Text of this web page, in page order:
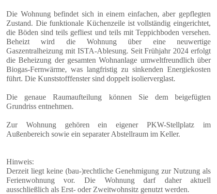
Die Wohnung befindet sich in einem einfachen, aber gepflegten
Zustand. Die funktionale Küchenzeile ist vollständig eingerichtet,
die Böden sind teils gefliest und teils mit Teppichboden versehen.
Beheizt wird die Wohnung über eine neuwertige
Gaszentralheizung mit ISTA-Ablesung. Seit Frühjahr 2024 erfolgt
die Beheizung der gesamten Wohnanlage umweltfreundlich über
Biogas-Fernwärme, was langfristig zu sinkenden Energiekosten
führt. Die Kunststofffenster sind doppelt isolierverglast.
Die genaue Raumaufteilung können Sie dem beigefügten
Grundriss entnehmen.
Zur Wohnung gehören ein eigener PKW-Stellplatz im
Außenbereich sowie ein separater Abstellraum im Keller.
Hinweis:
Derzeit liegt keine (bau-)rechtliche Genehmigung zur Nutzung als
Ferienwohnung vor. Die Wohnung darf daher aktuell
ausschließlich als Erst- oder Zweitwohnsitz genutzt werden.